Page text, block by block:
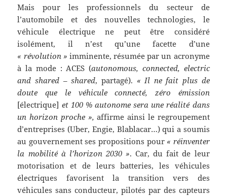
Mais pour les professionnels du secteur de
l’automobile et des nouvelles technologies, le
véhicule électrique ne peut être considéré
isolément, il n’est qu’une facette d’une
« révolution » imminente, résumée par un acronyme
à la mode : ACES (autonomous, connected, electric
and shared –shared, partagé). « Il ne fait plus de
doute que le véhicule connecté, zéro émission
[électrique] et 100 % autonome sera une réalité dans
un horizon proche », affirme ainsi le regroupement
d’entreprises (Uber, Engie, Blablacar…) qui a soumis
au gouvernement ses propositions pour « réinventer
la mobilité à l’horizon 2030 ». Car, du fait de leur
motorisation et de leurs batteries, les véhicules
électriques favorisent la transition vers des
véhicules sans conducteur, pilotés par des capteurs